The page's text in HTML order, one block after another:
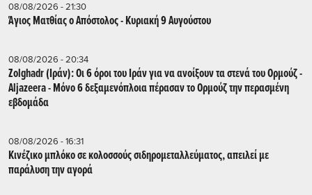
08/08/2026 - 21:30
Άγιος Ματθίας ο Απόστολος - Κυριακή 9 Αυγούστου
08/08/2026 - 20:34
Zolghadr (Ιράν): Οι 6 όροι του Ιράν για να ανοίξουν τα στενά του Ορμούζ -
Aljazeera - Mόνο 6 δεξαμενόπλοια πέρασαν το Ορμούζ την περασμένη
εβδομάδα
08/08/2026 - 16:31
Κινέζικο μπλόκο σε κολοσσούς σιδηρομεταλλεύματος, απειλεί με
παράλυση την αγορά